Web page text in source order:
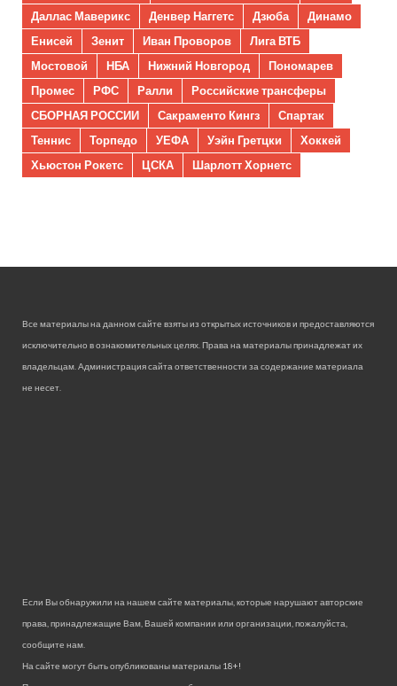
Даллас Маверикс
Денвер Наггетс Дзюба
Динамо
Енисей
Зенит Иван Проворов
Лига ВТБ
Мостовой
НБА Нижний Новгород
Пономарев
Промес
РФС Ралли
Российские трансферы
СБОРНАЯ РОССИИ
Сакраменто Кингз
Спартак
Теннис
Торпедо УЕФА Уэйн Гретцки
Хоккей
Хьюстон Рокетс
ЦСКА Шарлотт Хорнетс
Все материалы на данном сайте взяты из открытых источников и предоставляются
исключительно в ознакомительных целях. Права на материалы принадлежат их
владельцам. Администрация сайта ответственности за содержание материала
не несет.
Если Вы обнаружили на нашем сайте материалы, которые нарушают авторские
права, принадлежащие Вам, Вашей компании или организации, пожалуйста,
сообщите нам.
На сайте могут быть опубликованы материалы 18+!